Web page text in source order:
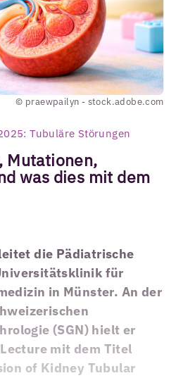
© praewpailyn - stock.adobe.com
Tubuläre Störungen
Mutationen,
was dies mit dem
die Pädiatrische
für
in Münster. An der
(SGN) hielt er
mit dem Titel
of Kidney Tubular